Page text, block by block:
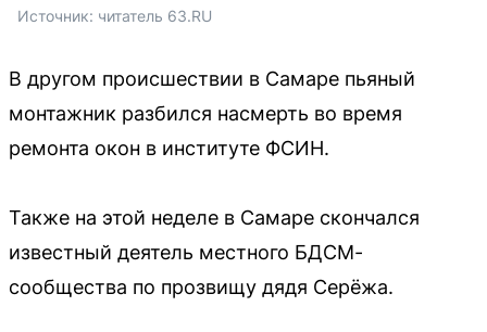
Источник: читатель 63.RU
В другом происшествии в Самаре пьяный
монтажник разбился насмерть во время
ремонта окон в институте ФСИН.
Также на этой неделе в Самаре скончался
известный деятель местного БДСМ-
сообщества по прозвищу дядя Серёжа.